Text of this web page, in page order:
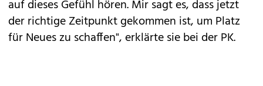
auf dieses Gefühl hören. Mir sagt es, dass jetzt
der richtige Zeitpunkt gekommen ist, um Platz
für Neues zu schaffen", erklärte sie bei der PK.